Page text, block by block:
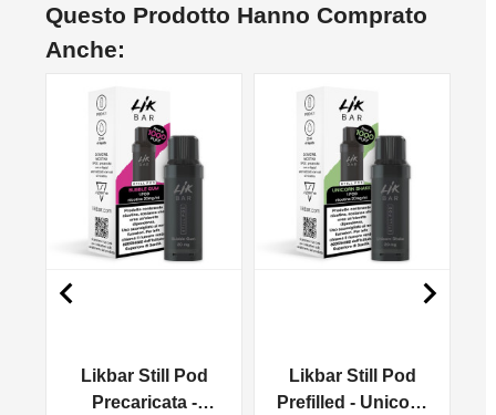
Questo Prodotto Hanno Comprato
Anche:
Likbar Still Pod
Precaricata -
Likbar Still Pod
Prefilled - Unicorn
 